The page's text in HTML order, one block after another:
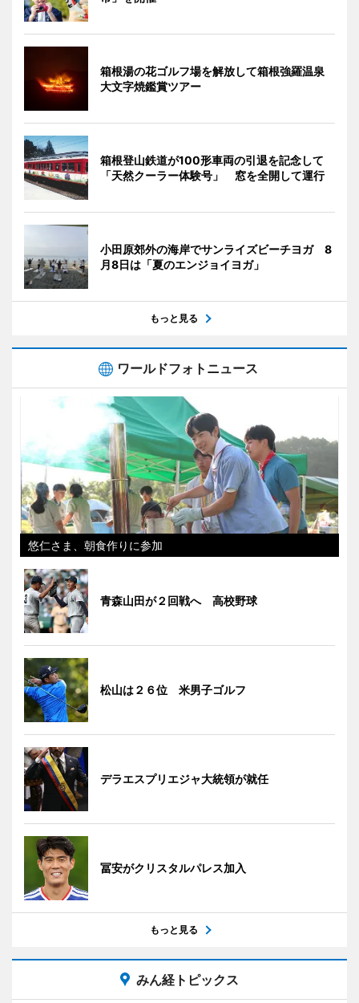
箱根湯の花ゴルフ場を解放して箱根強羅温泉
大文字焼鑑賞ツアー
箱根登山鉄道が100形車両の引退を記念して
「天然クーラー体験号」 窓を全開して運行
小田原郊外の海岸でサンライズビーチヨガ 8
月8日は「夏のエンジョイヨガ」
もっと見る
ワールドフォトニュース
悠仁さま、朝食作りに参加
青森山田が２回戦へ 高校野球
松山は２６位 米男子ゴルフ
デラエスプリエジャ大統領が就任
冨安がクリスタルパレス加入
もっと見る
みん経トピックス